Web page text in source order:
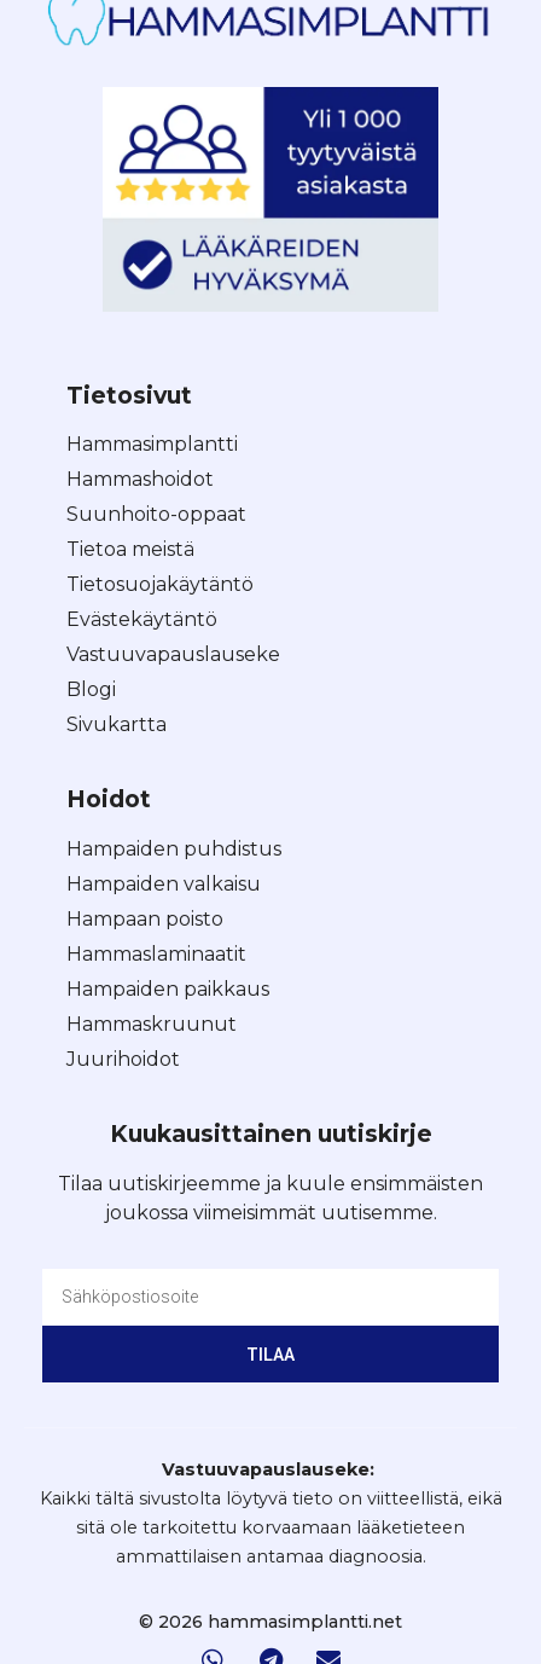
Tietosivut
Hammasimplantti
Hammashoidot
Suunhoito-oppaat
Tietoa meistä
Tietosuojakäytäntö
Evästekäytäntö
Vastuuvapauslauseke
Blogi
Sivukartta
Hoidot
Hampaiden puhdistus
Hampaiden valkaisu
Hampaan poisto
Hammaslaminaatit
Hampaiden paikkaus
Hammaskruunut
Juurihoidot
Kuukausittainen uutiskirje
Tilaa uutiskirjeemme ja kuule ensimmäisten
joukossa viimeisimmät uutisemme.
TILAA
Vastuuvapauslauseke:
Kaikki tältä sivustolta löytyvä tieto on viitteellistä, eikä
sitä ole tarkoitettu korvaamaan lääketieteen
ammattilaisen antamaa diagnoosia.
© 2026 hammasimplantti.net